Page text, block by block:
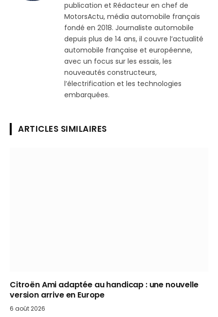
publication et Rédacteur en chef de
MotorsActu, média automobile français
fondé en 2018. Journaliste automobile
depuis plus de 14 ans, il couvre l’actualité
automobile française et européenne,
avec un focus sur les essais, les
nouveautés constructeurs,
l’électrification et les technologies
embarquées.
ARTICLES SIMILAIRES
Citroën Ami adaptée au handicap : une nouvelle
version arrive en Europe
6 août 2026